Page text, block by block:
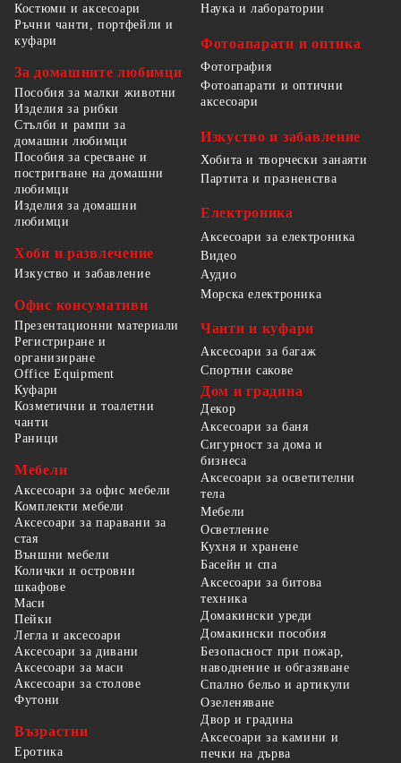
Костюми и аксесоари
Ръчни чанти, портфейли и
куфари
За домашните любимци
Пособия за малки животни
Изделия за рибки
Стълби и рампи за
домашни любимци
Пособия за сресване и
постригване на домашни
любимци
Изделия за домашни
любимци
Хоби и развлечение
Изкуство и забавление
Офис консумативи
Презентационни материали
Регистриране и
организиране
Office Equipment
Наука и лаборатории
Фотоапарати и оптика
Фотография
Фотоапарати и оптични
аксесоари
Изкуство и забавление
Хобита и творчески занаяти
Партита и празненства
Електроника
Аксесоари за електроника
Видео
Аудио
Морска електроника
Чанти и куфари
Аксесоари за багаж
Спортни сакове
Куфари
Козметични и тоалетни
чанти
Раници
Мебели
Аксесоари за офис мебели
Комплекти мебели
Аксесоари за паравани за
стая
Външни мебели
Колички и островни
шкафове
Маси
Пейки
Легла и аксесоари
Аксесоари за дивани
Аксесоари за маси
Аксесоари за столове
Футони
Възрастни
Еротика
Дом и градина
Декор
Аксесоари за баня
Сигурност за дома и
бизнеса
Аксесоари за осветителни
тела
Мебели
Осветление
Кухня и хранене
Басейн и спа
Аксесоари за битова
техника
Домакински уреди
Домакински пособия
Безопасност при пожар,
наводнение и обгазяване
Спално бельо и артикули
Озеленяване
Двор и градина
Аксесоари за камини и
печки на дърва